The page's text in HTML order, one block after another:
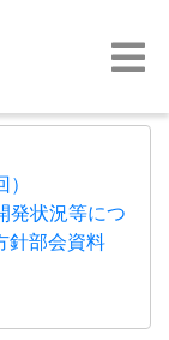
発状況等につ
針部会資料